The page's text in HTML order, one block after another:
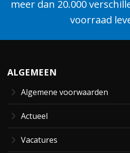
meer dan 20.000
voorraad
ALGEMEEN
Algemene voorwaarden
Actueel
Vacatures